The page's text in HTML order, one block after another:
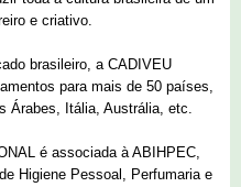
e criativo.
brasileiro, a CADIVEU
para mais de 50 países,
Árabes, Itália, Austrália, etc.
é associada à ABIHPEC,
Higiene Pessoal, Perfumaria e